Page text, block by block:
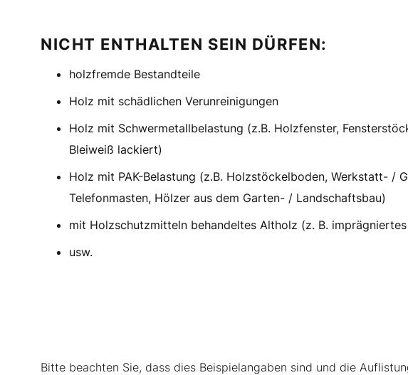
NICHT ENTHALTEN SEIN DÜRFEN:
holzfremde Bestandteile
Holz mit schädlichen Verunreinigungen
Holz mit Schwermetallbelastung (z.B. Holzfenster,
Bleiweiß lackiert)
Holz mit PAK-Belastung (z.B. Holzstöckelboden, Werkstatt- /
Telefonmasten, Hölzer aus dem Garten- / Landschaftsbau)
mit Holzschutzmitteln behandeltes Altholz (z. B.
usw.
Bitte beachten Sie, dass dies Beispielangaben sind und die